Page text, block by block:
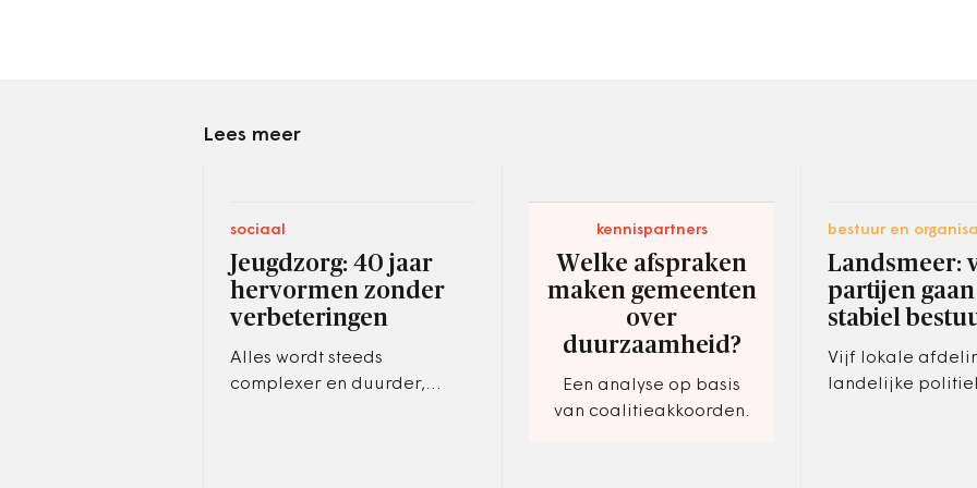
Lees meer
sociaal
Jeugdzorg: 40 jaar
hervormen zonder
verbeteringen
Alles wordt steeds
complexer en duurder,
kennispartners
Welke afspraken
maken gemeenten
over
duurzaamheid?
Een analyse op basis
van coalitieakkoorden.
bestuur en
Landsmeer:
partijen
stabiel
Vijf lokale
landelijke